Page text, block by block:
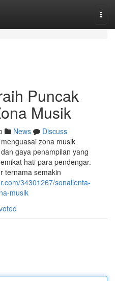
Puncak
Musik
News
Discuss
zona musik
gaya penampilan yang
hati para pendengar.
ternama semakin
34301267/sonalienta-
musik